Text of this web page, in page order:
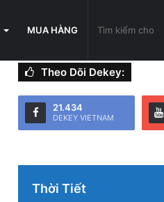
MUA HÀNG
Theo Dõi Dekey:
21.434
DEKEY VIETNAM
Thời Tiết